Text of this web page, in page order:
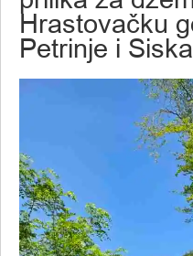
Hrastovačku
Petrinje i